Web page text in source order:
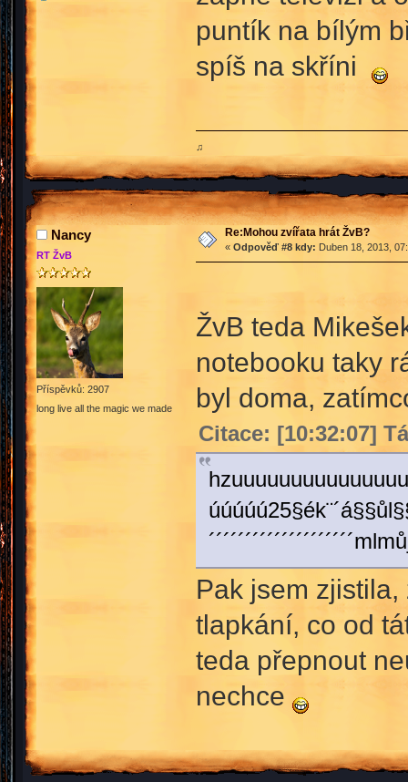
puntík na bílým
spíš na skříni
♫
Nancy
RT ŽvB
Příspěvků: 2907
long live all the magic we made
Re:Mohou zvířata hrát ŽvB?
« Odpověď #8 kdy: Duben 18, 2013,
ŽvB teda
notebooku taky
byl doma,
Citace: [10:32:07]
Pak jsem
tlapkání, co od
teda přepnout
nechce